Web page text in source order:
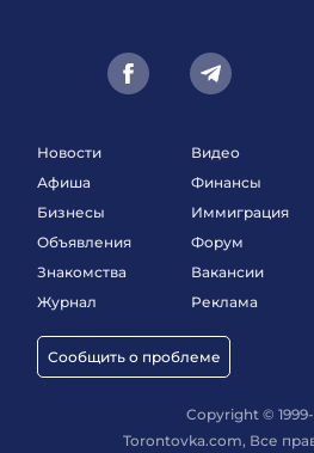
Новости
Афиша
Бизнесы
Объявления
Знакомства
Журнал
Сообщить о проблеме
Видео
Финансы
Иммиграция
Форум
Вакансии
Реклама
Copyright ©
Torontovka.com, Все